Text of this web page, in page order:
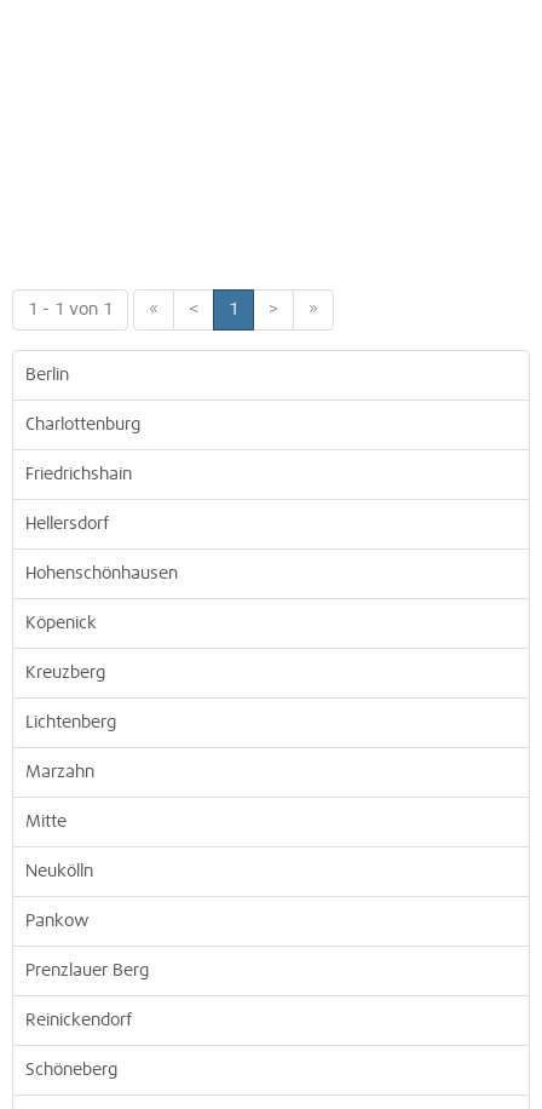
1 - 1 von 1 « < 1 > »
Berlin
Charlottenburg
Friedrichshain
Hellersdorf
Hohenschönhausen
Köpenick
Kreuzberg
Lichtenberg
Marzahn
Mitte
Neukölln
Pankow
Prenzlauer Berg
Reinickendorf
Schöneberg